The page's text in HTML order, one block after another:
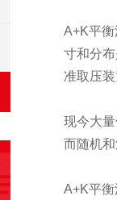
A+K平
寸和分
准取压
现今大
而随机
A+K平